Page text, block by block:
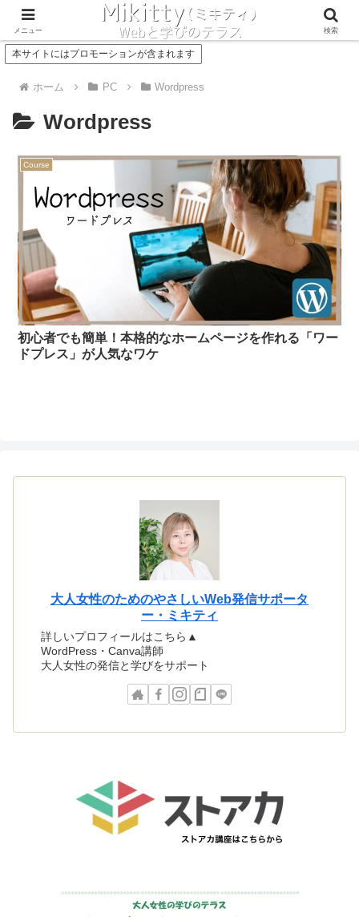
Concept Service
本サイトにはプロモーションが含まれます
ホーム PC Wordpress
Wordpress
Course
初心者でも簡単！本格的なホームページを作れる「ワー
ドプレス」が人気なワケ
大人女性のためのやさしいWeb発信サポータ
ー・ミキティ
詳しいプロフィールはこちら▲
WordPress・Canva講師
大人女性の発信と学びをサポート
メニュー 検索